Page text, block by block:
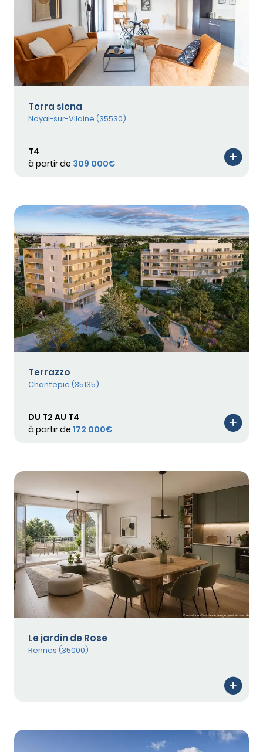
Terra siena
Noyal-sur-Vilaine (35530)
T4
à partir de 309 000€
Terrazzo
Chantepie (35135)
DU T2 AU T4
à partir de 172 000€
Le jardin de Rose
Rennes (35000)